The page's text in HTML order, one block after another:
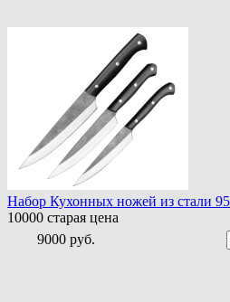
Набор Кухонных ножей из стали
10000 старая цена
9000 руб.